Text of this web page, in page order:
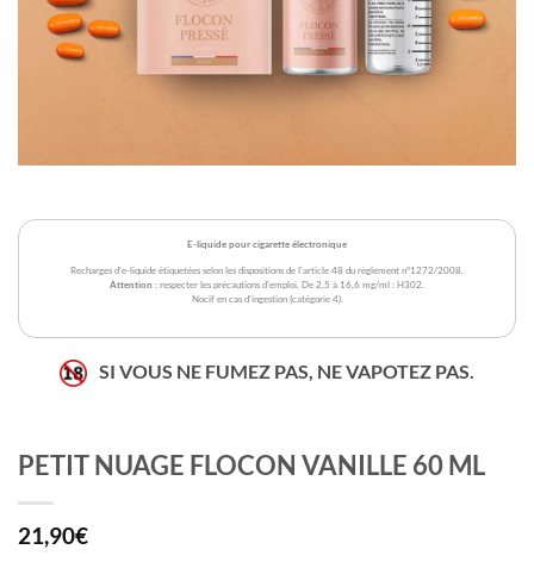
E-liquide pour cigarette électronique
Recharges d'e-liquide étiquetées selon les dispositions de l'article 48 du règlement n°1272/2008.
Attention : respecter les précautions d'emploi. De 2,5 à 16,6 mg/ml : H302.
Nocif en cas d'ingestion (catégorie 4).
SI VOUS NE FUMEZ PAS, NE VAPOTEZ PAS.
PETIT NUAGE FLOCON VANILLE 60 ML
21,90€